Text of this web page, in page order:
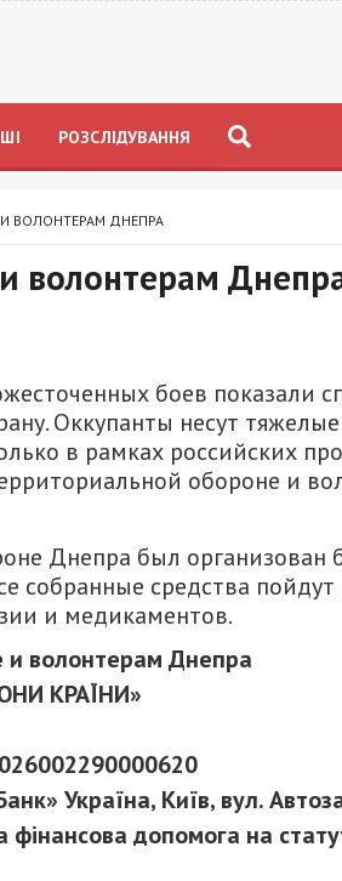
РОЗСЛІДУВАННЯ
ВОЛОНТЕРАМ ДНЕПРА
волонтерам
боев показали
Оккупанты несут
в рамках российских
обороне и
Днепра был организован
средства пойдут
и медикаментов.
волонтерам Днепра
КРАЇНИ»
Україна, Київ, вул.
допомога на